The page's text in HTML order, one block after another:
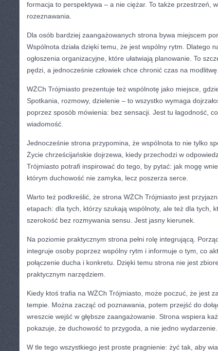
formacja to perspektywa – a nie ciężar. To także przestrzeń,
rozeznawania.
Dla osób bardziej zaangażowanych strona bywa miejscem
Wspólnota działa dzięki temu, że jest wspólny rytm. Dlatego
ogłoszenia organizacyjne, które ułatwiają planowanie. To
pędzi, a jednocześnie człowiek chce chronić czas na
WŻCh Trójmiasto prezentuje też wspólnotę jako miejsce,
Spotkania, rozmowy, dzielenie – to wszystko wymaga
poprzez sposób mówienia: bez sensacji. Jest tu łagodność,
wiadomość.
Jednocześnie strona przypomina, że wspólnota to nie tylko
Życie chrześcijańskie dojrzewa, kiedy przechodzi w
Trójmiasto potrafi inspirować do tego, by pytać: jak mogę
którym duchowość nie zamyka, lecz poszerza serce.
Warto też podkreślić, że strona WŻCh Trójmiasto jest
etapach: dla tych, którzy szukają wspólnoty, ale też dla tych,
szerokość bez rozmywania sensu. Jest jasny kierunek.
Na poziomie praktycznym strona pełni rolę integrującą.
integruje osoby poprzez wspólny rytm i informuje o tym, co
połączenie ducha i konkretu. Dzięki temu strona nie jest
praktycznym narzędziem.
Kiedy ktoś trafia na WŻCh Trójmiasto, może poczuć, że jest
tempie. Można zacząć od poznawania, potem przejść do
wreszcie wejść w głębsze zaangażowanie. Strona wspiera
pokazuje, że duchowość to przygoda, a nie jedno wydarzenie.
W tle tego wszystkiego jest proste pragnienie: żyć tak, aby